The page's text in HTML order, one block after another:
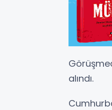
alındı.